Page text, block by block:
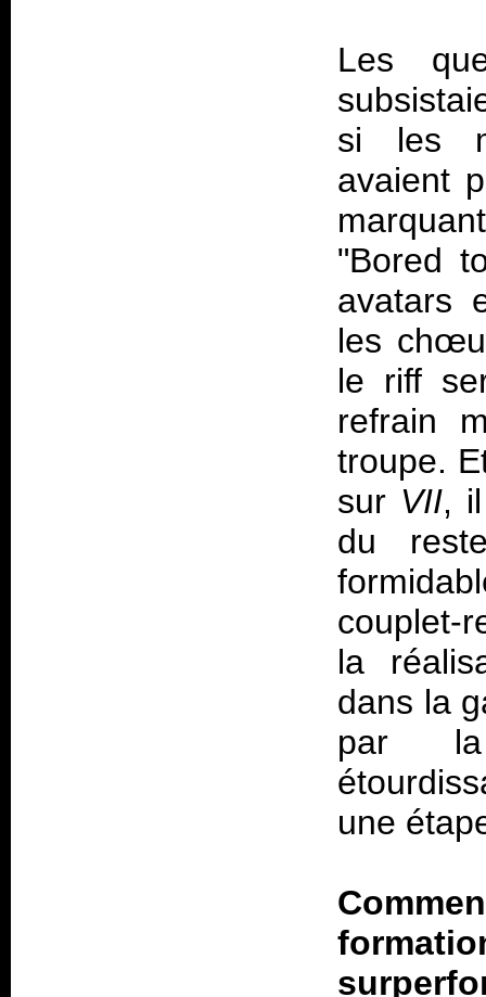
Les
si les
avaient
"Bored
avatars
les
le riff
refrain
troupe.
sur VII,
du
couplet-
la
dans la
par la
une